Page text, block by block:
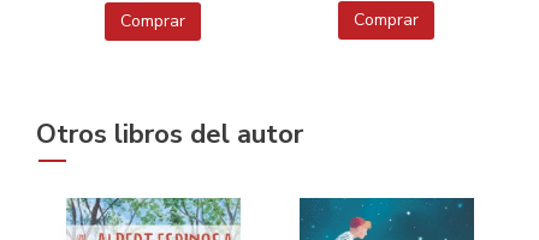
Comprar Comprar
Otros libros del autor